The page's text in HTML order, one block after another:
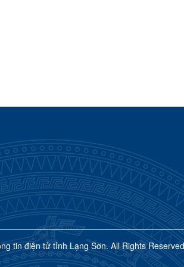
tin điện tử tỉnh Lạng Sơn. All Rights Reserved